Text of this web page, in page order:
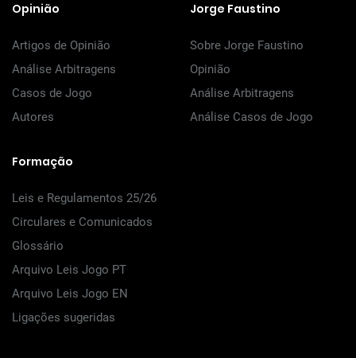
Opinião
Artigos de Opinião
Análise Arbitragens
Casos de Jogo
Autores
Jorge Faustino
Sobre Jorge Faustino
Opinião
Análise Arbitragens
Análise Casos de Jogo
Formação
Leis e Regulamentos 25/26
Circulares e Comunicados
Glossário
Arquivo Leis Jogo PT
Arquivo Leis Jogo EN
Ligações sugeridas